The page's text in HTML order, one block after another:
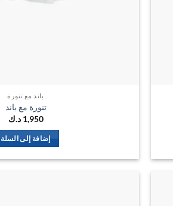
باند مع تنورة
تنورة مع باند
1,950 د.ك
إضافة إلى السلة